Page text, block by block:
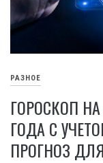
РАЗНОЕ
ГОРОСКОП
ГОДА С
ПРОГНОЗ